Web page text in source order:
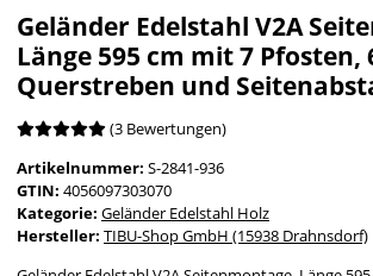
Geländer Edelstahl V2A
Länge 595 cm mit 7 Pfosten,
Querstreben und
(3 Bewertungen)
Artikelnummer: S-2841-936
GTIN: 4056097303070
Kategorie: Geländer Edelstahl Holz
Hersteller: TIBU-Shop GmbH (15938 Drahnsdorf)